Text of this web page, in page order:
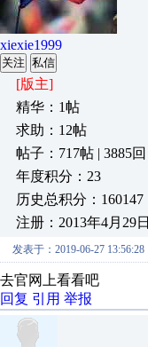
xiexie1999
关注 私信
[版主]
精华：1帖
求助：12帖
帖子：717帖 | 3885回
年度积分：23
历史总积分：160147
注册：2013年4月29日
发表于：2019-06-27 13:56:28
去官网上看看吧
回复 引用 举报